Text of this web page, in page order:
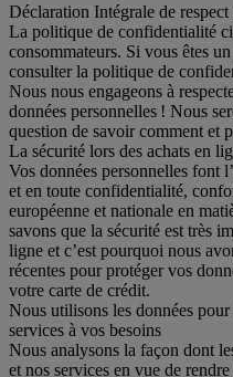
Déclaration Intégrale de
La politique de confidentialité
consommateurs. Si vous êtes
consulter la politique de
Nous nous engageons à
données personnelles ! Nous
question de savoir comment et
La sécurité lors des achats en
Vos données personnelles font
et en toute confidentialité,
européenne et nationale en
savons que la sécurité est très
ligne et c’est pourquoi nous
récentes pour protéger vos
votre carte de crédit.
Nous utilisons les données
services à vos besoins
Nous analysons la façon dont
et nos services en vue de